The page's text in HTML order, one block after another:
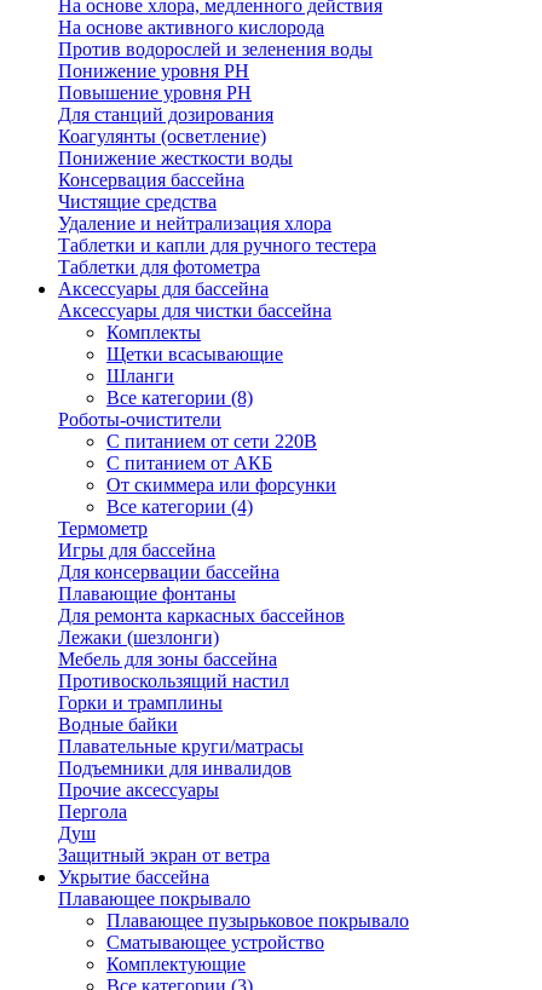
На основе хлора, медленного действия
На основе активного кислорода
Против водорослей и зеленения воды
Понижение уровня РН
Повышение уровня РН
Для станций дозирования
Коагулянты (осветление)
Понижение жесткости воды
Консервация бассейна
Чистящие средства
Удаление и нейтрализация хлора
Таблетки и капли для ручного тестера
Таблетки для фотометра
Аксессуары для бассейна
Аксессуары для чистки бассейна
Комплекты
Щетки всасывающие
Шланги
Все категории (8)
Роботы-очистители
С питанием от сети 220В
С питанием от АКБ
От скиммера или форсунки
Все категории (4)
Термометр
Игры для бассейна
Для консервации бассейна
Плавающие фонтаны
Для ремонта каркасных бассейнов
Лежаки (шезлонги)
Мебель для зоны бассейна
Противоскользящий настил
Горки и трамплины
Водные байки
Плавательные круги/матрасы
Подъемники для инвалидов
Прочие аксессуары
Пергола
Душ
Защитный экран от ветра
Укрытие бассейна
Плавающее покрывало
Плавающее пузырьковое покрывало
Сматывающее устройство
Комплектующие
Все категории (3)